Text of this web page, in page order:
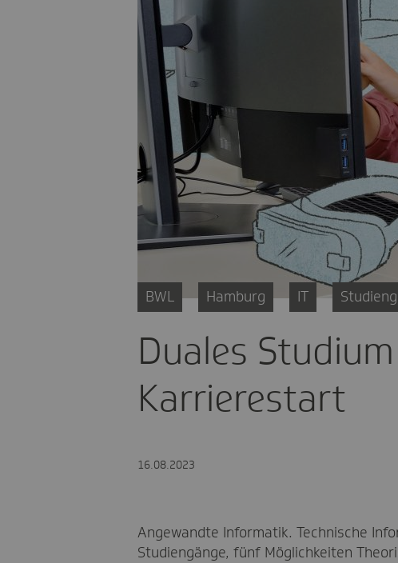
BWL Hamburg IT
Duales
Karrierestart
16.08.2023
Angewandte Informatik. Technische
Studiengänge, fünf Möglichkeiten